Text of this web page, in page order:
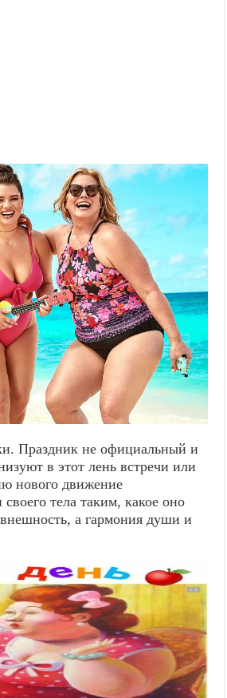
Праздник не официальный и
в этот лень встречи или
нового движение
тела таким, какое оно
а гармония души и